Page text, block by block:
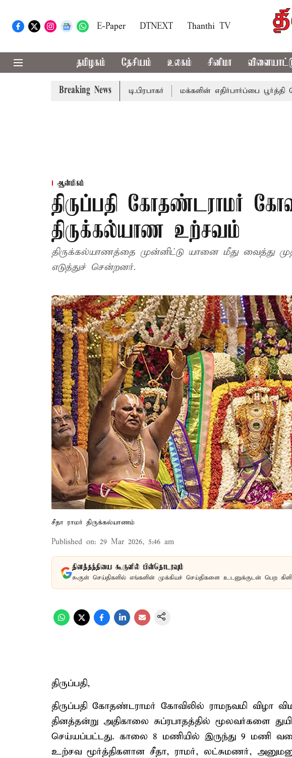
E-Paper DTNEXT Thanthi TV
தமிழகம் தேசியம் உலகம் சினிமா
Breaking News
- சபாநாயகர் ஜே.சி.டி.பிரபாகர் மக்களின் எதிர்பார்ப்பை பூர்த்தி செய்யாத
ஆன்மிகம்
திருப்பதி கோதண்டராமர்
திருக்கல்யாண உற்சவம்
திருக்கல்யாணத்தை முன்னிட்டு யானை மீது வைத்து
எடுத்துச் சென்றனர்.
சீதா ராமர் திருக்கல்யாணம்
Published on: 29 Mar 2026, 5:46 am
தினத்தந்தியை கூகுளில் பின்தொடரவும்
கூகுள் செய்திகளில் எங்களின் முக்கியச் செய்திகளை உடனுக்குடன் பெற
திருப்பதி,
திருப்பதி கோதண்டராமர் கோவிலில் ராமநவமி விழா
தினத்தன்று அதிகாலை சுப்ரபாதத்தில் மூலவர்களை
செய்யப்பட்டது. காலை 8 மணியில் இருந்து 9 மணி
உற்சவ மூர்த்திகளான சீதா, ராமர், லட்சுமணர்,